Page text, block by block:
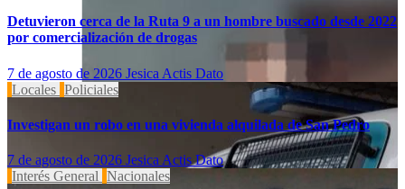
Detuvieron cerca de la Ruta 9 a un hombre buscado desde 2022
por comercialización de drogas
7 de agosto de 2026 Jesica Actis Dato
Locales Policiales
Investigan un robo en una vivienda alquilada de San Pedro
7 de agosto de 2026 Jesica Actis Dato
Interés General Nacionales